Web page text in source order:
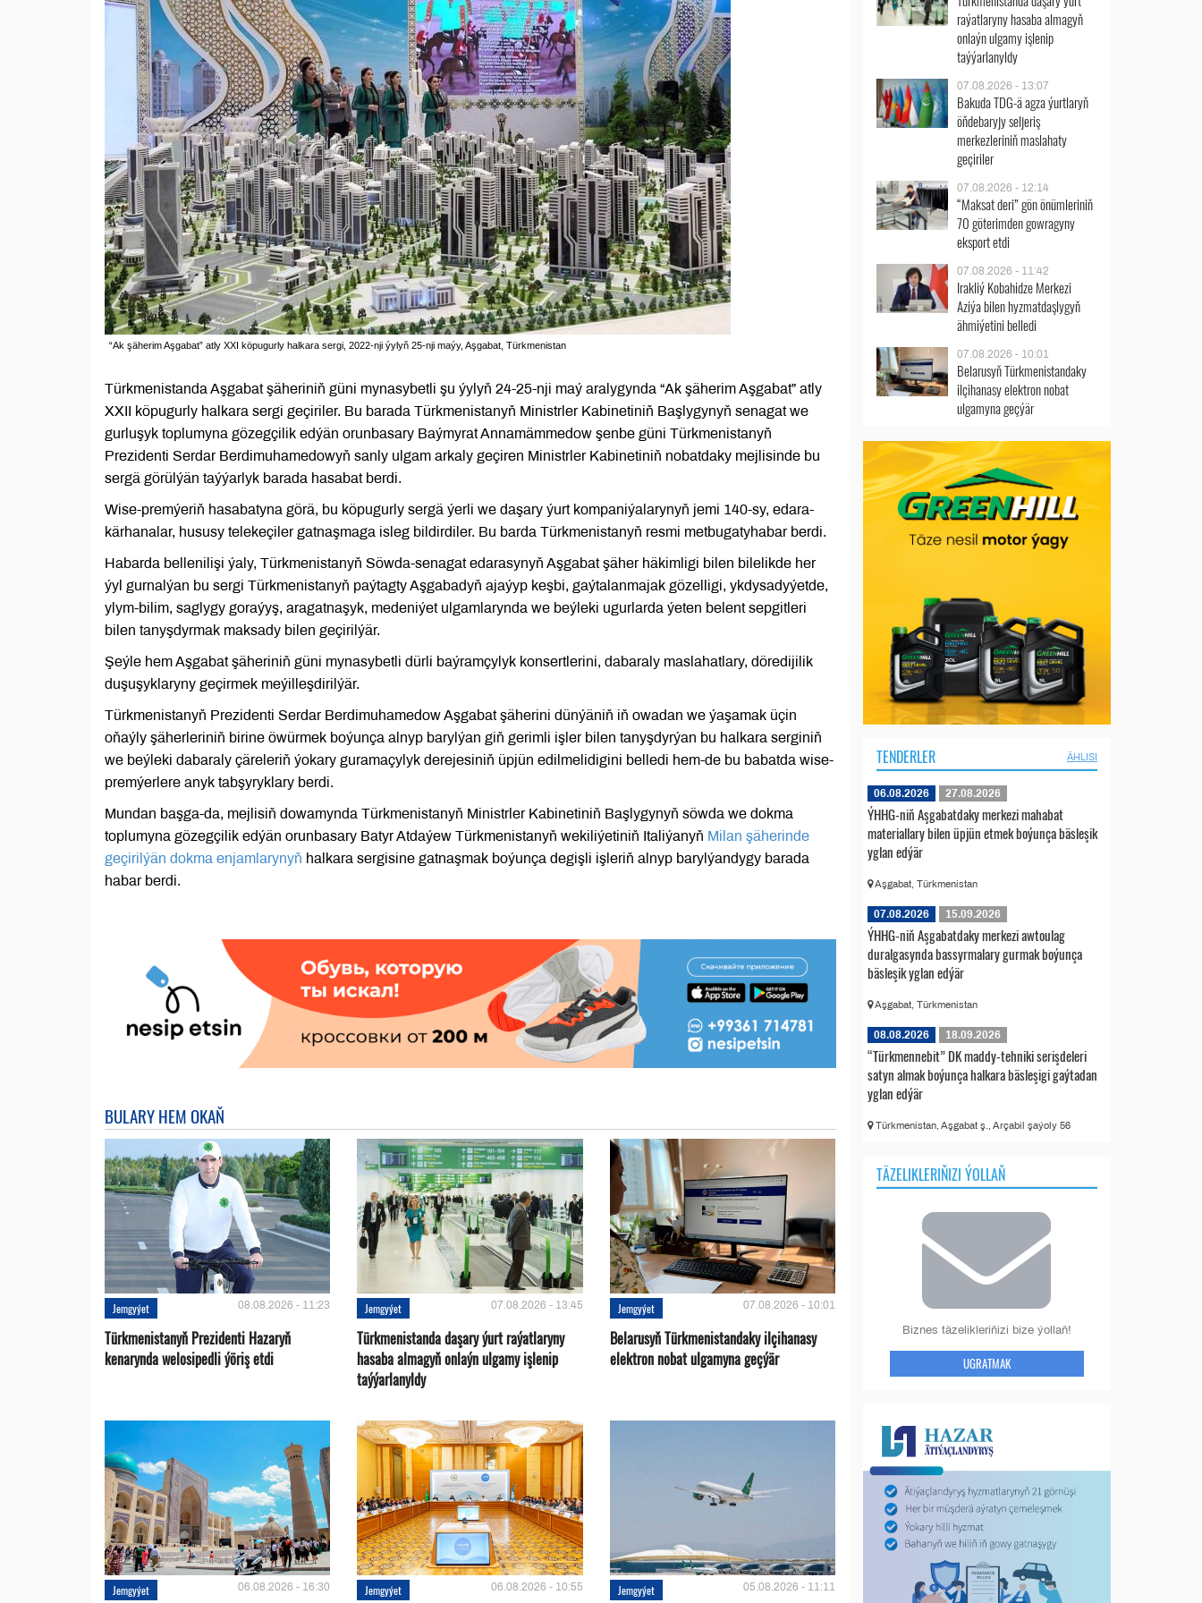
“Ak şäherim Aşgabat” atly XXI köpugurly halkara sergi, 2022-nji ýylyň 25-nji maýy, Aşgabat, Türkmenistan
Türkmenistanda Aşgabat şäheriniň güni mynasybetli şu ýylyň 24-25-nji maý aralygynda “Ak şäherim Aşgabat” atly
XXII köpugurly halkara sergi geçiriler. Bu barada Türkmenistanyň Ministrler Kabinetiniň Başlygynyň senagat we
gurluşyk toplumyna gözegçilik edýän orunbasary Baýmyrat Annamämmedow şenbe güni Türkmenistanyň
Prezidenti Serdar Berdimuhamedowyň sanly ulgam arkaly geçiren Ministrler Kabinetiniň nobatdaky mejlisinde bu
sergä görülýän taýýarlyk barada hasabat berdi.
Wise-premýeriň hasabatyna görä, bu köpugurly sergä ýerli we daşary ýurt kompaniýalarynyň jemi 140-sy, edara-
kärhanalar, hususy telekeçiler gatnaşmaga isleg bildirdiler. Bu barda Türkmenistanyň resmi metbugatyhabar berdi.
Habarda bellenilişi ýaly, Türkmenistanyň Söwda-senagat edarasynyň Aşgabat şäher häkimligi bilen bilelikde her
ýyl gurnalýan bu sergi Türkmenistanyň paýtagty Aşgabadyň ajaýyp keşbi, gaýtalanmajak gözelligi, ykdysadyýetde,
ylym-bilim, saglygy goraýyş, aragatnaşyk, medeniýet ulgamlarynda we beýleki ugurlarda ýeten belent sepgitleri
bilen tanyşdyrmak maksady bilen geçirilýär.
Şeýle hem Aşgabat şäheriniň güni mynasybetli dürli baýramçylyk konsertlerini, dabaraly maslahatlary, döredijilik
duşuşyklaryny geçirmek meýilleşdirilýär.
Türkmenistanyň Prezidenti Serdar Berdimuhamedow Aşgabat şäherini dünýäniň iň owadan we ýaşamak üçin
oňaýly şäherleriniň birine öwürmek boýunça alnyp barylýan giň gerimli işler bilen tanyşdyrýan bu halkara serginiň
we beýleki dabaraly çäreleriň ýokary guramaçylyk derejesiniň üpjün edilmelidigini belledi hem-de bu babatda wise-
premýerlere anyk tabşyryklary berdi.
Mundan başga-da, mejlisiň dowamynda Türkmenistanyň Ministrler Kabinetiniň Başlygynyň söwda we dokma
toplumyna gözegçilik edýän orunbasary Batyr Atdaýew Türkmenistanyň wekiliýetiniň Italiýanyň Milan şäherinde
geçirilýän dokma enjamlarynyň halkara sergisine gatnaşmak boýunça degişli işleriň alnyp barylýandygy barada
habar berdi.
BULARY HEM OKAŇ
Jemgyýet 08.08.2026 - 11:23
Türkmenistanyň Prezidenti Hazaryň
kenarynda welosipedli ýöriş etdi
Jemgyýet 07.08.2026 - 13:45
Türkmenistanda daşary ýurt raýatlaryny
hasaba almagyň onlaýn ulgamy işlenip
taýýarlanyldy
Jemgyýet 07.08.2026 - 10:01
Belarusyň Türkmenistandaky ilçihanasy
elektron nobat ulgamyna geçýär
Jemgyýet 06.08.2026 - 16:30 Jemgyýet 06.08.2026 - 10:55 Jemgyýet 05.08.2026 - 11:11
raýatlaryny hasaba almagyň
onlaýn ulgamy işlenip
taýýarlanyldy
07.08.2026 - 13:07
Bakuda TDG-ä agza ýurtlaryň
öňdebaryjy seljeriş
merkezleriniň maslahaty
geçiriler
07.08.2026 - 12:14
“Maksat deri” gön önümleriniň
70 göterimden gowragyny
eksport etdi
07.08.2026 - 11:42
Irakliý Kobahidze Merkezi
Aziýa bilen hyzmatdaşlygyň
ähmiýetini belledi
07.08.2026 - 10:01
Belarusyň Türkmenistandaky
ilçihanasy elektron nobat
ulgamyna geçýär
TENDERLER ÄHLISI
06.08.2026 27.08.2026
ÝHHG-niň Aşgabatdaky merkezi mahabat
materiallary bilen üpjün etmek boýunça bäsleşik
yglan edýär
Aşgabat, Türkmenistan
07.08.2026 15.09.2026
ÝHHG-niň Aşgabatdaky merkezi awtoulag
duralgasynda bassyrmalary gurmak boýunça
bäsleşik yglan edýär
Aşgabat, Türkmenistan
08.08.2026 18.09.2026
“Türkmennebit” DK maddy-tehniki serişdeleri
satyn almak boýunça halkara bäsleşigi gaýtadan
yglan edýär
Türkmenistan, Aşgabat ş., Arçabil şaýoly 56
TÄZELIKLERIŇIZI ÝOLLAŇ
Biznes täzelikleriňizi bize ýollaň!
UGRATMAK